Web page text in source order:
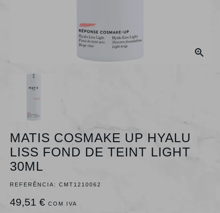

MATIS COSMAKE UP HYALU
LISS FOND DE TEINT LIGHT
30ML
REFERÊNCIA: CMT1210062
49,51 € COM IVA